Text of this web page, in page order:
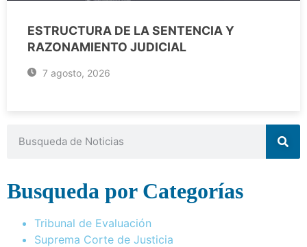
ESTRUCTURA DE LA SENTENCIA Y
RAZONAMIENTO JUDICIAL
7 agosto, 2026
Busqueda por Categorías
Tribunal de Evaluación
Suprema Corte de Justicia